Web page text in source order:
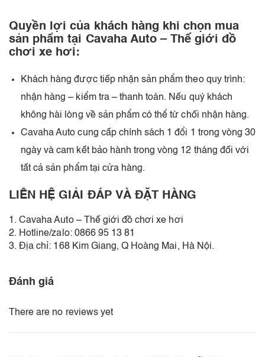
Quyền lợi của khách hàng khi chọn mua
sản phẩm tại Cavaha Auto – Thế giới đồ
chơi xe hơi:
Khách hàng được tiếp nhận sản phẩm theo quy trình:
nhận hàng – kiểm tra – thanh toán. Nếu quý khách
không hài lòng về sản phẩm có thể từ chối nhận hàng.
Cavaha Auto cung cấp chính sách 1 đổi 1 trong vòng 30
ngày và cam kết bảo hành trong vòng 12 tháng đối với
tất cả sản phẩm tại cửa hàng.
LIÊN HỆ GIẢI ĐÁP VÀ ĐẶT HÀNG
1. Cavaha Auto – Thế giới đồ chơi xe hơi
2. Hotline/zalo: 0866 95 13 81
3. Địa chỉ: 168 Kim Giang, Q Hoàng Mai, Hà Nội.
Đánh giá
There are no reviews yet